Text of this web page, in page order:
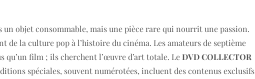
un objet consommable, mais une pièce rare qui nourrit une passion.
de la culture pop à l’histoire du cinéma. Les amateurs de septième
qu’un film ; ils cherchent l’œuvre d’art totale. LeDVD COLLECTOR
spéciales, souvent numérotées, incluent des contenus exclusifs